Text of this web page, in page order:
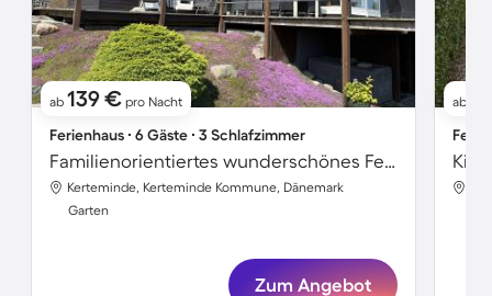
ab 139 € pro Nacht
Ferienhaus ∙ 6 Gäste ∙ 3 Schlafzimmer
Familienorientiertes wunderschönes Ferienhaus mit Grill, Terrasse und Garten | Golfplatzblick | Neben dem Strand
Kerteminde, Kerteminde Kommune, Dänemark
Garten
Zum Angebot
ab